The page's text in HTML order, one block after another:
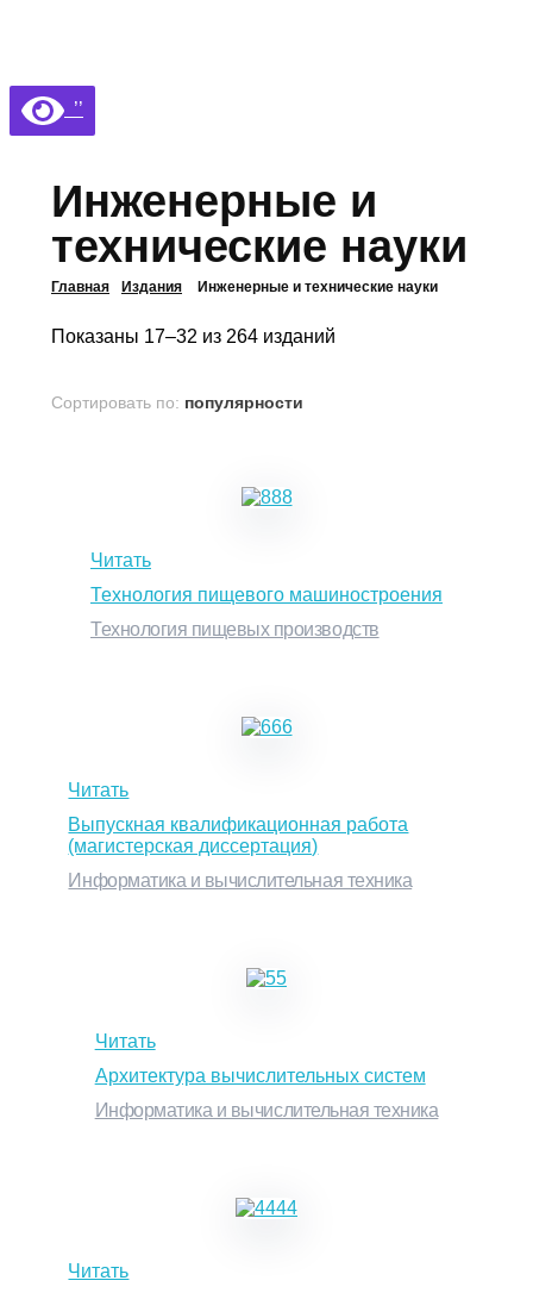
’’
Главная Издания Инженерные и технические науки
Инженерные и
технические науки
Показаны 17–32 из 264 изданий
Сортировать по: популярности
Технология пищевого машиностроения
Технология пищевых производств
Читать
Выпускная квалификационная работа
(магистерская диссертация)
Информатика и вычислительная техника
Читать
Архитектура вычислительных систем
Информатика и вычислительная техника
Читать
Читать